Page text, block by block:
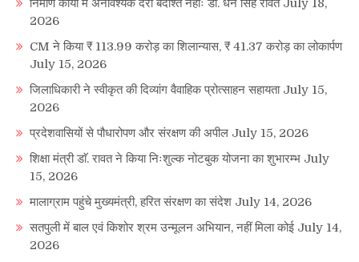
निर्माण कार्यों में अनावश्यक देरी बर्दाश्त नहींः डाॅ. धन सिंह रावत July 18,
2026
CM ने किया ₹ 113.99 करोड़ का शिलान्यास, ₹ 41.37 करोड़ का लोकार्पण
July 15, 2026
जिलाधिकारी ने स्वीकृत की दिव्यांग वैवाहिक प्रोत्साहन सहायता July 15,
2026
प्रदेशवासियों से पौधारोपण और संरक्षण की अपील July 15, 2026
शिक्षा मंत्री डाॅ. रावत ने किया निःशुल्क नोटबुक योजना का शुभारम्भ July
15, 2026
मालाग्राम पहुंचे मुख्यमंत्री, हरित संरक्षण का संदेश July 14, 2026
सतपुली में बाल एवं किशोर श्रम उन्मूलन अभियान, नहीं मिला कोई July 14,
2026